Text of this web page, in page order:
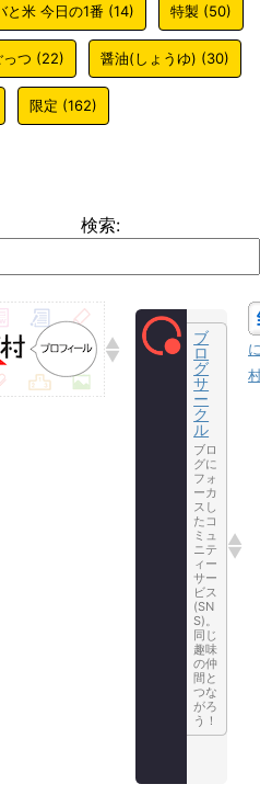
と米 今日の1番 (14) 特製 (50)
つ (22) 醤油(しょうゆ) (30)
限定 (162)
検索:
ブ
ロ
グ
サ
ー
ク
ル
ブロ
グに
フォ
ーカ
スし
たコ
ミュ
ニテ
ィー
サー
ビス
(SN
S)。
同じ
趣味
の仲
間と
つな
がろ
う！